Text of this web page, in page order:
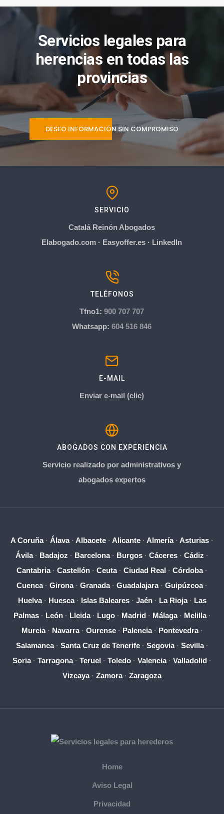
Servicios legales para
herencias en todas las
provincias
DESEO INFORMACIÓN SIN COMPROMISO
SERVICIO
Catalá Reinón Abogados
Elabogado.com · Easyoffer.es · LinkedIn
TELÉFONOS
Tfno1:900 707 707
Whatsapp:604 516 846
E-MAIL
Enviar e-mail (clic)
ABOGADOS CON EXPERIENCIA
Servicio realizado por administrativos y
abogados expertos
A Coruña· Álava· Albacete · Alicante · Almería· Asturias ·
Ávila· Badajoz · Barcelona· Burgos · Cáceres · Cádiz ·
Cantabria· Castellón · Ceuta· Ciudad Real · Córdoba·
Cuenca· Girona· Granada· Guadalajara· Guipúzcoa·
Huelva· Huesca· Islas Baleares· Jaén· La Rioja· Las
Palmas· León· Lleida· Lugo· Madrid · Málaga· Melilla·
Murcia· Navarra· Ourense· Palencia· Pontevedra·
Salamanca· Santa Cruz de Tenerife· Segovia· Sevilla·
Soria· Tarragona· Teruel · Toledo · Valencia· Valladolid ·
Vizcaya· Zamora· Zaragoza
Home
Aviso Legal
Privacidad